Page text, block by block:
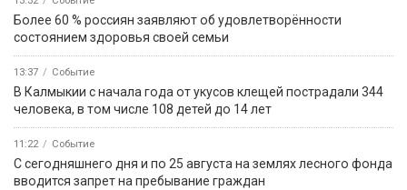
Более 60 % россиян заявляют об удовлетворённости
состоянием здоровья своей семьи
13:37 Событие
В Калмыкии с начала года от укусов клещей пострадали 344
человека, в том числе 108 детей до 14 лет
11:22 Событие
С сегодняшнего дня и по 25 августа на землях лесного фонда
вводится запрет на пребывание граждан